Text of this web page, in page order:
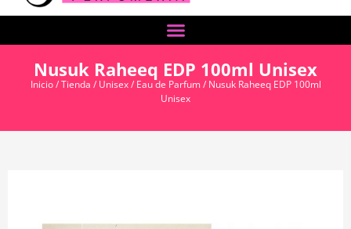
Nusuk Raheeq EDP 100ml Unisex
Inicio/Tienda / Unisex/ Eau de Parfum/ Nusuk Raheeq EDP 100ml
Unisex